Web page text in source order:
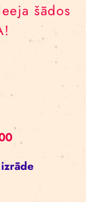
šādos